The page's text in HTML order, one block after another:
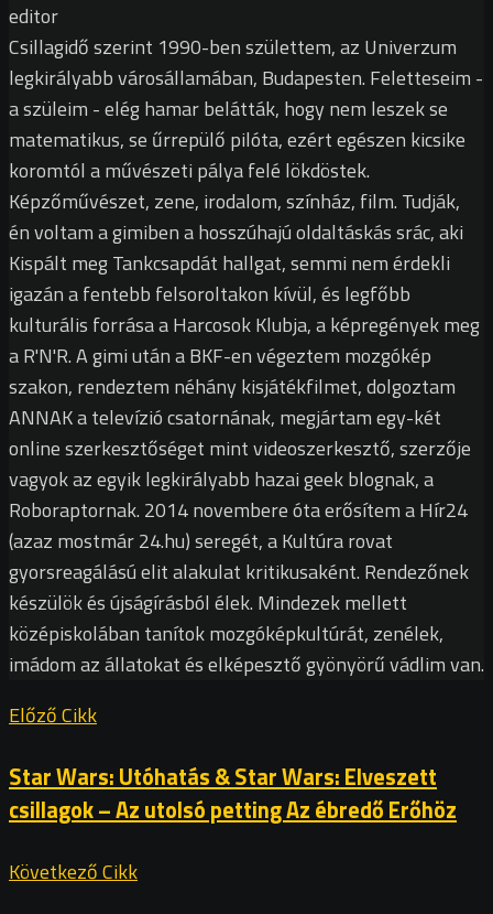
editor
Csillagidő szerint 1990-ben születtem, az Univerzum
legkirályabb városállamában, Budapesten. Feletteseim -
a szüleim - elég hamar belátták, hogy nem leszek se
matematikus, se űrrepülő pilóta, ezért egészen kicsike
koromtól a művészeti pálya felé lökdöstek.
Képzőművészet, zene, irodalom, színház, film. Tudják,
én voltam a gimiben a hosszúhajú oldaltáskás srác, aki
Kispált meg Tankcsapdát hallgat, semmi nem érdekli
igazán a fentebb felsoroltakon kívül, és legfőbb
kulturális forrása a Harcosok Klubja, a képregények meg
a R'N'R. A gimi után a BKF-en végeztem mozgókép
szakon, rendeztem néhány kisjátékfilmet, dolgoztam
ANNAK a televízió csatornának, megjártam egy-két
online szerkesztőséget mint videoszerkesztő, szerzője
vagyok az egyik legkirályabb hazai geek blognak, a
Roboraptornak. 2014 novembere óta erősítem a Hír24
(azaz mostmár 24.hu) seregét, a Kultúra rovat
gyorsreagálású elit alakulat kritikusaként. Rendezőnek
készülök és újságírásból élek. Mindezek mellett
középiskolában tanítok mozgóképkultúrát, zenélek,
imádom az állatokat és elképesztő gyönyörű vádlim van.
Előző Cikk
Star Wars: Utóhatás & Star Wars: Elveszett
csillagok – Az utolsó petting Az ébredő Erőhöz
Következő Cikk